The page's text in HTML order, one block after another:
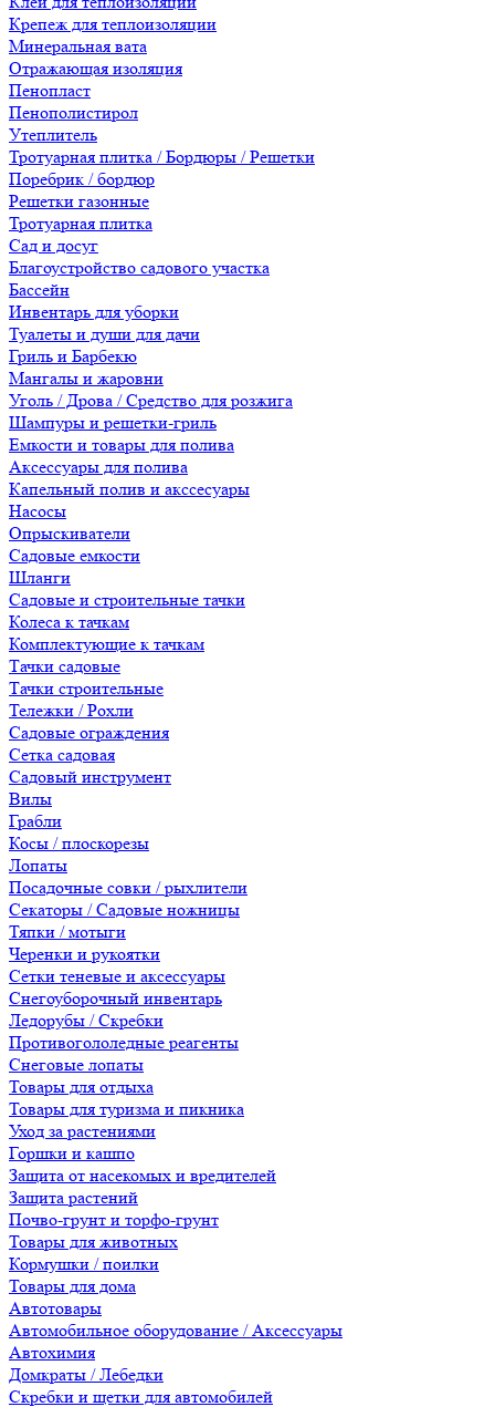
Крепеж для теплоизоляции
Минеральная вата
Отражающая изоляция
Пенопласт
Пенополистирол
Утеплитель
Тротуарная плитка / Бордюры / Решетки
Поребрик / бордюр
Решетки газонные
Тротуарная плитка
Сад и досуг
Благоустройство садового участка
Бассейн
Инвентарь для уборки
Туалеты и души для дачи
Гриль и Барбекю
Мангалы и жаровни
Уголь / Дрова / Средство для розжига
Шампуры и решетки-гриль
Емкости и товары для полива
Аксессуары для полива
Капельный полив и акссесуары
Насосы
Опрыскиватели
Садовые емкости
Шланги
Садовые и строительные тачки
Колеса к тачкам
Комплектующие к тачкам
Тачки садовые
Тачки строительные
Тележки / Рохли
Садовые ограждения
Сетка садовая
Садовый инструмент
Вилы
Грабли
Косы / плоскорезы
Лопаты
Посадочные совки / рыхлители
Секаторы / Садовые ножницы
Тяпки / мотыги
Черенки и рукоятки
Сетки теневые и аксессуары
Снегоуборочный инвентарь
Ледорубы / Скребки
Противогололедные реагенты
Снеговые лопаты
Товары для отдыха
Товары для туризма и пикника
Уход за растениями
Горшки и кашпо
Защита от насекомых и вредителей
Защита растений
Почво-грунт и торфо-грунт
Товары для животных
Кормушки / поилки
Товары для дома
Автотовары
Автомобильное оборудование / Аксессуары
Автохимия
Домкраты / Лебедки
Скребки и щетки для автомобилей